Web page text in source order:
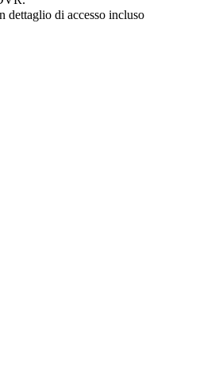
dettaglio di accesso incluso